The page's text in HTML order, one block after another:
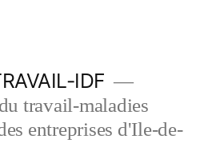
IDF
travail-maladies
entreprises d'Ile-de-